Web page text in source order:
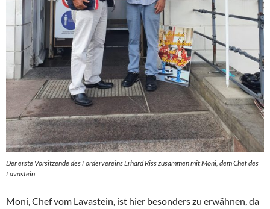
Der erste Vorsitzende des Fördervereins Erhard Riss zusammen mit Moni, dem Chef des
Lavastein
Moni, Chef vom Lavastein, ist hier besonders zu erwähnen, da